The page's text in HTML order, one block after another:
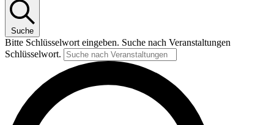
Suche
Bitte Schlüsselwort eingeben. Suche nach Veranstaltungen
Schlüsselwort.